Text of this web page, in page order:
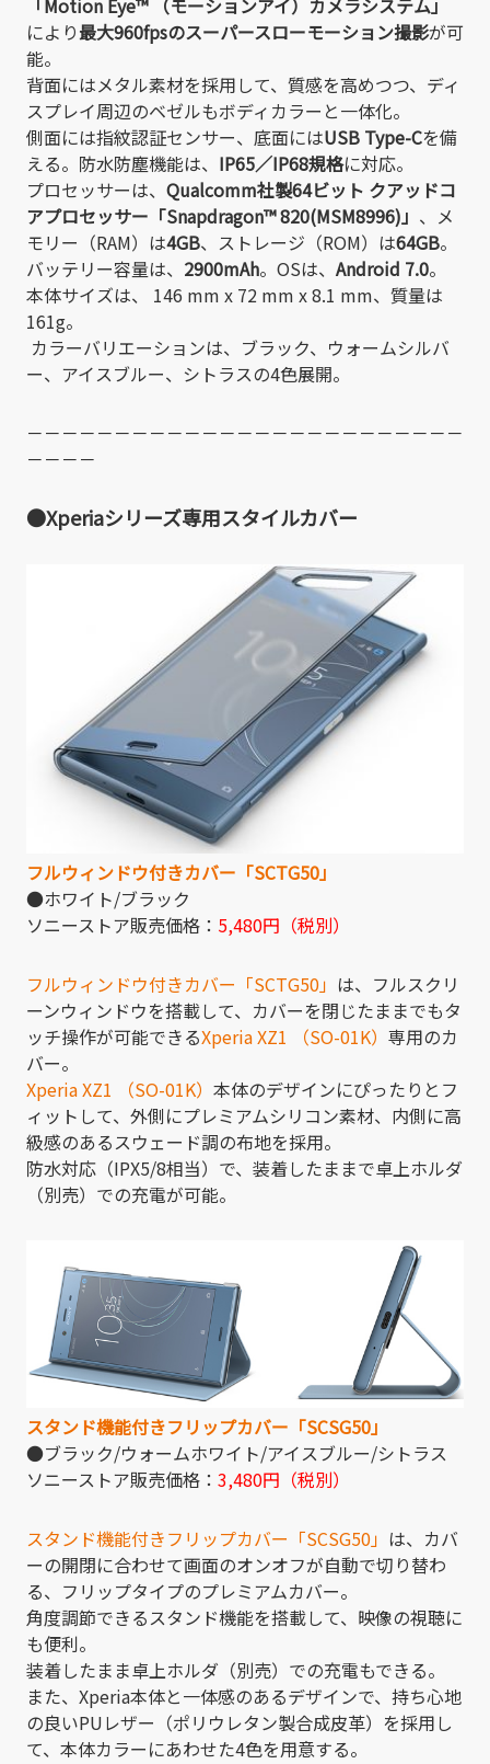
「Motion Eye™ （モーションアイ）カメラシステム」
により最大960fpsのスーパースローモーション撮影が可
能。
背面にはメタル素材を採用して、質感を高めつつ、ディ
スプレイ周辺のベゼルもボディカラーと一体化。
側面には指紋認証センサー、底面にはUSB Type-Cを備
える。防水防塵機能は、 IP65／IP68規格に対応。
プロセッサーは、 Qualcomm社製64ビット クアッドコ
アプロセッサー「Snapdragon™ 820(MSM8996)」 、メ
モリー（RAM）は4GB、ストレージ（ROM）は64GB。
バッテリー容量は、 2900mAh。OSは、 Android 7.0。
本体サイズは、 146 mm x 72 mm x 8.1 mm、質量は
161g。
カラーバリエーションは、ブラック、ウォームシルバ
ー、アイスブルー、シトラスの4色展開。
－－－－－－－－－－－－－－－－－－－－－－－－－
－－－－
●Xperiaシリーズ専用スタイルカバー
フルウィンドウ付きカバー「SCTG50」
●ホワイト/ブラック
ソニーストア販売価格： 5,480円（税別）
フルウィンドウ付きカバー「SCTG50」 は、フルスクリ
ーンウィンドウを搭載して、カバーを閉じたままでもタ
ッチ操作が可能できるXperia XZ1 （SO-01K） 専用のカ
バー。
Xperia XZ1 （SO-01K） 本体のデザインにぴったりとフ
ィットして、外側にプレミアムシリコン素材、内側に高
級感のあるスウェード調の布地を採用。
防水対応（IPX5/8相当）で、装着したままで卓上ホルダ
（別売）での充電が可能。
スタンド機能付きフリップカバー「SCSG50」
●ブラック/ウォームホワイト/アイスブルー/シトラス
ソニーストア販売価格： 3,480円（税別）
スタンド機能付きフリップカバー「SCSG50」 は、カバ
ーの開閉に合わせて画面のオンオフが自動で切り替わ
る、フリップタイプのプレミアムカバー。
角度調節できるスタンド機能を搭載して、映像の視聴に
も便利。
装着したまま卓上ホルダ（別売）での充電もできる。
また、Xperia本体と一体感のあるデザインで、持ち心地
の良いPUレザー（ポリウレタン製合成皮革）を採用し
て、本体カラーにあわせた4色を用意する。